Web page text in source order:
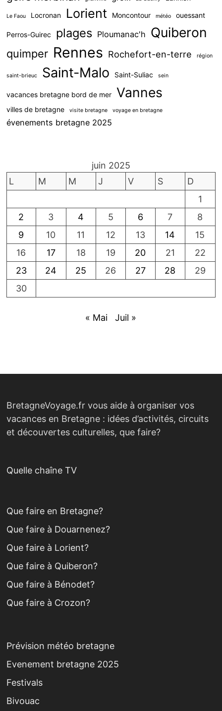
Le Faou Locronan Lorient Moncontour météo ouessant
Perros-Guirec plages Ploumanac'h Quiberon
quimper Rennes Rochefort-en-terre région
saint-brieuc Saint-Malo Saint-Suliac sein
vacances bretagne bord de mer Vannes
villes de bretagne visite bretagne voyage en bretagne
évenements bretagne 2025
juin 2025
L
M M J V S
D
1
2
3 4 5 6 7
8
9
10 11 12 13 14
15
16
17 18 19 20 21
22
23
24 25 26 27 28
29
30
« Mai Juil »
BretagneVoyage.fr vous aide à organiser vos
vacances en Bretagne : idées d’activités, circuits
et découvertes culturelles, que faire?
Quelle chaîne TV
Que faire en Bretagne?
Que faire à Douarnenez?
Que faire à Lorient?
Que faire à Quiberon?
Que faire à Bénodet?
Que faire à Crozon?
Prévision météo bretagne
Evenement bretagne 2025
Festivals
Bivouac